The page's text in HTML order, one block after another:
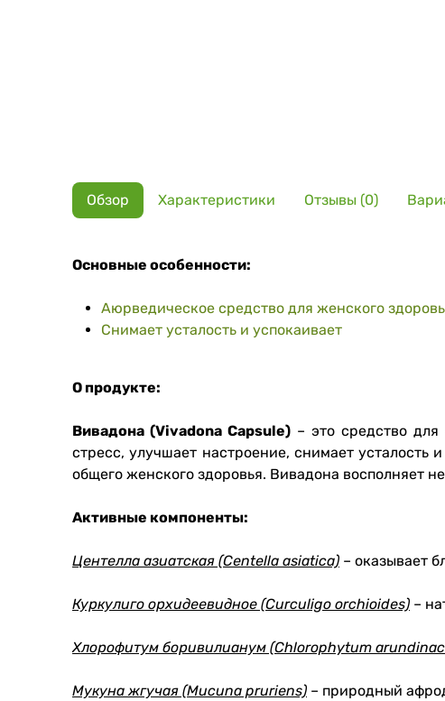
Обзор Характеристики Отзывы (0)
Основные особенности:
Аюрведическое средство для женского
Снимает усталость и успокаивает
О продукте:
Вивадона (Vivadona Capsule) – это средство для
стресс, улучшает настроение, снимает
общего женского здоровья. Вивадона восполняет
Активные компоненты:
Центелла азиатская (Centella asiatica) – оказывает
Куркулиго орхидеевидное (Curculigo orchioides) –
Хлорофитум боривилианум (Chlorophytum
Мукуна жгучая (Mucuna pruriens) – природный